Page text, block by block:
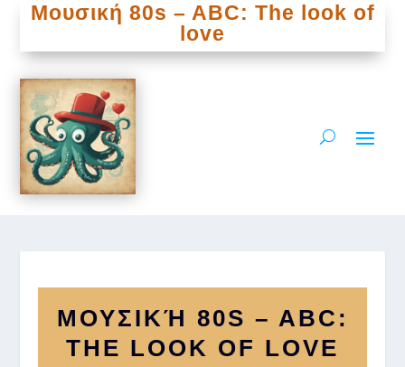
Μουσική 80s – ABC: The look of
love
ΜΟΥΣΙΚΉ 80S – ABC:
THE LOOK OF LOVE